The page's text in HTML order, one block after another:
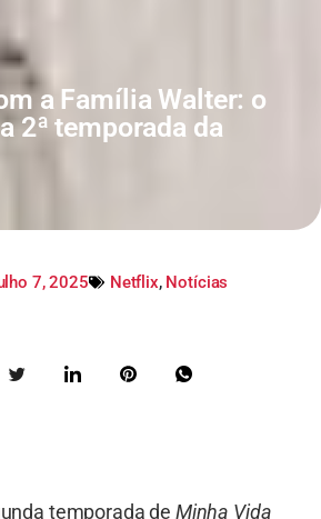
a Família Walter: o
2ª temporada da
7, 2025 Netflix, Notícias
temporada de Minha Vida